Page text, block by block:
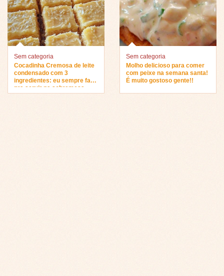
Sem categoria
Cocadinha Cremosa de leite
condensado com 3
ingredientes: eu sempre faço
pra servir na sobremesa…
Sem categoria
Molho delicioso para comer
com peixe na semana santa!
É muito gostoso gente!!